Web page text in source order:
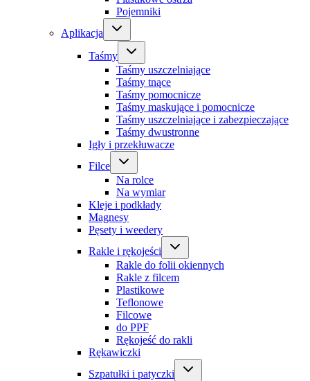
Pojemniki
Aplikacja
Taśmy
Taśmy uszczelniające
Taśmy tnące
Taśmy pomocnicze
Taśmy maskujące i pomocnicze
Taśmy uszczelniające i zabezpieczające
Taśmy dwustronne
Igły i przekłuwacze
Filce
Na rolce
Na wymiar
Kleje i podkłady
Magnesy
Pęsety i weedery
Rakle i rękojeści
Rakle do folii okiennych
Rakle z filcem
Plastikowe
Teflonowe
Filcowe
do PPF
Rękojeść do rakli
Rękawiczki
Szpatułki i patyczki